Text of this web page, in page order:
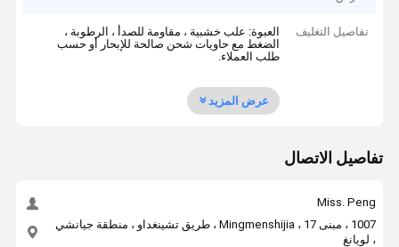
تفاصيل التغليف
العبوة: علب خشبية ، مقاومة للصدأ ، الرطوبة ،
الضغط مع حاويات شحن صالحة للإبحار أو حسب
طلب العملاء.
عرض المزيد
تفاصيل الاتصال
Miss. Peng
1007 ، مبنى 17 ، Mingmenshijia ، طريق تشينغداو ، منطقة جيانشي
، لويانغ